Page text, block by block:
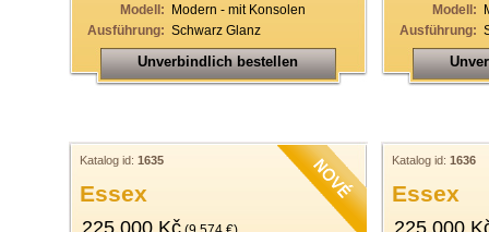
Modell: Modern - mit Konsolen
Ausführung: Schwarz Glanz
Unverbindlich bestellen
Modell:
Ausführung:
Katalog id: 1635
Essex
225.000 Kč
Katalog id: 1636
Essex
225.000